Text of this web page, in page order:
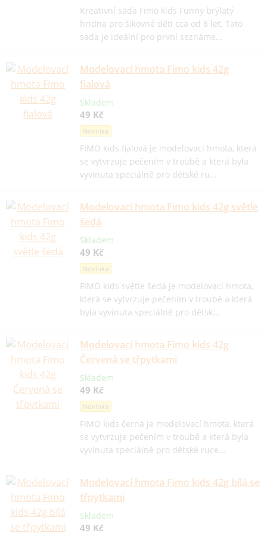
Kreativní sada Fimo kids Funny brýlatý
hridna pro šikovné děti cca od 8 let. Tato
sada je ideální pro první seznáme…
Modelovací hmota Fimo kids 42g
fialová
Skladem
49 Kč
Novinka
FIMO kids fialová je modelovací hmota, která
se vytvrzuje pečením v troubě a která byla
vyvinuta speciálně pro dětské ru…
Modelovací hmota Fimo kids 42g světle
šedá
Skladem
49 Kč
Novinka
FIMO kids světle šedá je modelovací hmota,
která se vytvrzuje pečením v troubě a která
byla vyvinuta speciálně pro dětsk…
Modelovací hmota Fimo kids 42g
Červená se třpytkami
Skladem
49 Kč
Novinka
FIMO kids černá je modelovací hmota, která
se vytvrzuje pečením v troubě a která byla
vyvinuta speciálně pro dětské ruce…
Modelovací hmota Fimo kids 42g bílá se
třpytkami
Skladem
49 Kč